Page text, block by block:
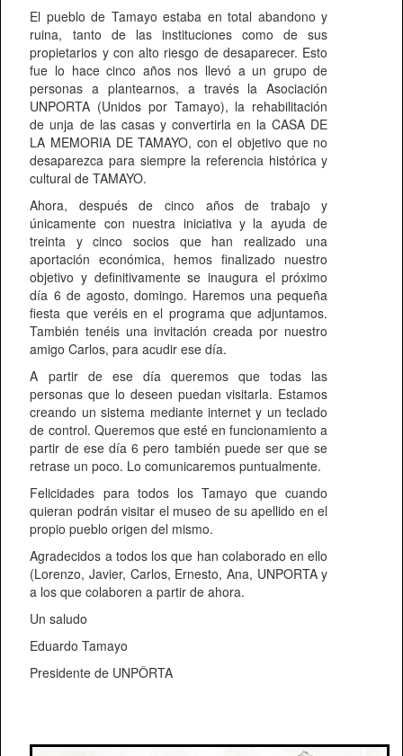
El pueblo de Tamayo estaba en total abandono y
ruina, tanto de las instituciones como de sus
propietarios y con alto riesgo de desaparecer. Esto
fue lo hace cinco años nos llevó a un grupo de
personas a plantearnos, a través la Asociación
UNPORTA (Unidos por Tamayo), la rehabilitación
de unja de las casas y convertirla en la CASA DE
LA MEMORIA DE TAMAYO, con el objetivo que no
desaparezca para siempre la referencia histórica y
cultural de TAMAYO.
Ahora, después de cinco años de trabajo y
únicamente con nuestra iniciativa y la ayuda de
treinta y cinco socios que han realizado una
aportación económica, hemos finalizado nuestro
objetivo y definitivamente se inaugura el próximo
día 6 de agosto, domingo. Haremos una pequeña
fiesta que veréis en el programa que adjuntamos.
También tenéis una invitación creada por nuestro
amigo Carlos, para acudir ese día.
A partir de ese día queremos que todas las
personas que lo deseen puedan visitarla. Estamos
creando un sistema mediante internet y un teclado
de control. Queremos que esté en funcionamiento a
partir de ese día 6 pero también puede ser que se
retrase un poco. Lo comunicaremos puntualmente.
Felicidades para todos los Tamayo que cuando
quieran podrán visitar el museo de su apellido en el
propio pueblo origen del mismo.
Agradecidos a todos los que han colaborado en ello
(Lorenzo, Javier, Carlos, Ernesto, Ana, UNPORTA y
a los que colaboren a partir de ahora.
Un saludo
Eduardo Tamayo
Presidente de UNPÔRTA